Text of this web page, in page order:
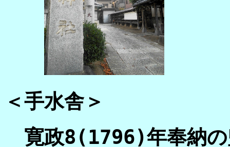
＜手水舎＞
寛政8(1796)年奉納の